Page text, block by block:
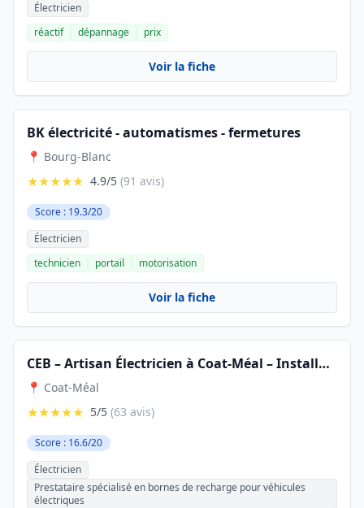
Électricien
réactif
dépannage prix
Voir la fiche
BK électricité - automatismes - fermetures
📍 Bourg-Blanc
★★★★★ 4.9/5 (91 avis)
Score : 19.3/20
Électricien
technicien
portail motorisation
Voir la fiche
CEB – Artisan Électricien à Coat-Méal – Installation de Bornes de Recharge, Pompes à Chaleur & Dépannage Électrique
📍 Coat-Méal
★★★★★ 5/5 (63 avis)
Score : 16.6/20
Électricien
Prestataire spécialisé en bornes de recharge pour véhicules
électriques